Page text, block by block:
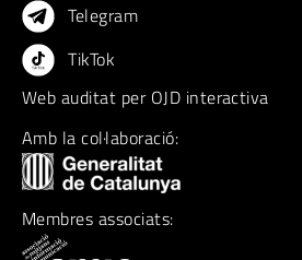
Telegram
TikTok
Web auditat per OJD interactiva
Amb la col·laboració:
Membres associats: